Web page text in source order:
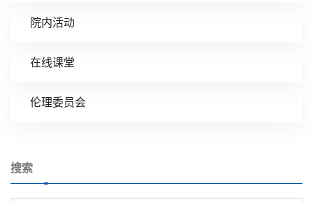
院内活动
在线课堂
伦理委员会
搜索